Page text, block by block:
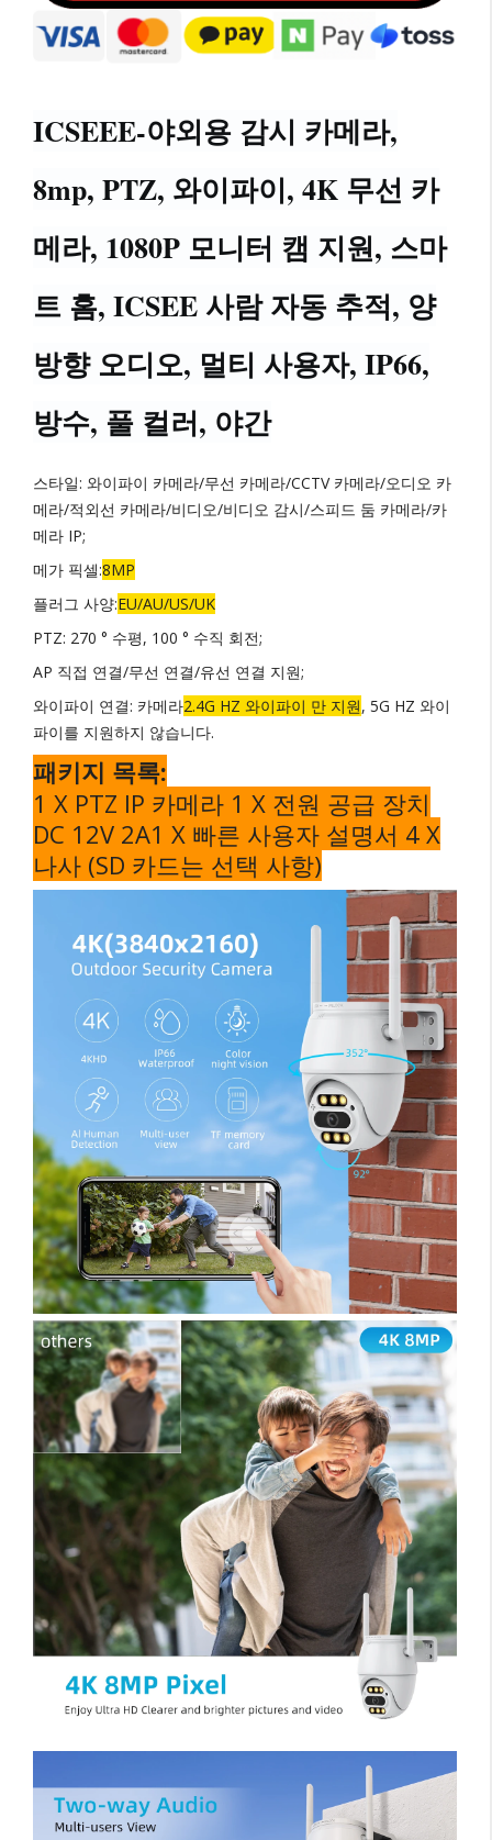
ICSEEE-야외용 감시 카메라,
8mp, PTZ, 와이파이, 4K 무선 카
메라, 1080P 모니터 캠 지원, 스마
트 홈, ICSEE 사람 자동 추적, 양
방향 오디오, 멀티 사용자, IP66,
방수, 풀 컬러, 야간
스타일: 와이파이 카메라/무선 카메라/CCTV 카메라/오디오 카
메라/적외선 카메라/비디오/비디오 감시/스피드 둠 카메라/카
메라 IP;
메가 픽셀:8MP
플러그 사양:EU/AU/US/UK
PTZ: 270 ° 수평, 100 ° 수직 회전;
AP 직접 연결/무선 연결/유선 연결 지원;
와이파이 연결: 카메라2.4G HZ 와이파이 만 지원, 5G HZ 와이
파이를 지원하지 않습니다.
패키지 목록:
1 X PTZ IP 카메라 1 X 전원 공급 장치
DC 12V 2A1 X 빠른 사용자 설명서 4 X
나사 (SD 카드는 선택 사항)